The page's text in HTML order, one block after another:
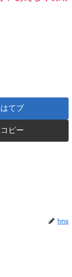
はてブ
コピー
hns